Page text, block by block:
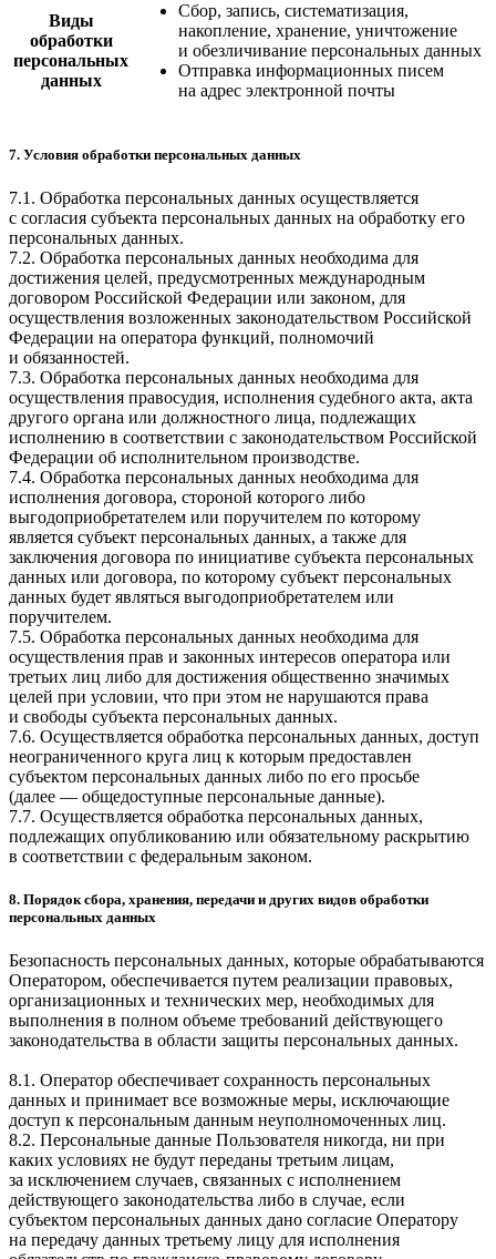
Виды
обработки
персональных
данных
Сбор, запись, систематизация,
накопление, хранение, уничтожение
и обезличивание персональных данных
Отправка информационных писем
на адрес электронной почты
7. Условия обработки персональных данных
7.1. Обработка персональных данных осуществляется
с согласия субъекта персональных данных на обработку его
персональных данных.
7.2. Обработка персональных данных необходима для
достижения целей, предусмотренных международным
договором Российской Федерации или законом, для
осуществления возложенных законодательством Российской
Федерации на оператора функций, полномочий
и обязанностей.
7.3. Обработка персональных данных необходима для
осуществления правосудия, исполнения судебного акта, акта
другого органа или должностного лица, подлежащих
исполнению в соответствии с законодательством Российской
Федерации об исполнительном производстве.
7.4. Обработка персональных данных необходима для
исполнения договора, стороной которого либо
выгодоприобретателем или поручителем по которому
является субъект персональных данных, а также для
заключения договора по инициативе субъекта персональных
данных или договора, по которому субъект персональных
данных будет являться выгодоприобретателем или
поручителем.
7.5. Обработка персональных данных необходима для
осуществления прав и законных интересов оператора или
третьих лиц либо для достижения общественно значимых
целей при условии, что при этом не нарушаются права
и свободы субъекта персональных данных.
7.6. Осуществляется обработка персональных данных, доступ
неограниченного круга лиц к которым предоставлен
субъектом персональных данных либо по его просьбе
(далее — общедоступные персональные данные).
7.7. Осуществляется обработка персональных данных,
подлежащих опубликованию или обязательному раскрытию
в соответствии с федеральным законом.
8. Порядок сбора, хранения, передачи и других видов обработки
персональных данных
Безопасность персональных данных, которые обрабатываются
Оператором, обеспечивается путем реализации правовых,
организационных и технических мер, необходимых для
выполнения в полном объеме требований действующего
законодательства в области защиты персональных данных.
8.1. Оператор обеспечивает сохранность персональных
данных и принимает все возможные меры, исключающие
доступ к персональным данным неуполномоченных лиц.
8.2. Персональные данные Пользователя никогда, ни при
каких условиях не будут переданы третьим лицам,
за исключением случаев, связанных с исполнением
действующего законодательства либо в случае, если
субъектом персональных данных дано согласие Оператору
на передачу данных третьему лицу для исполнения